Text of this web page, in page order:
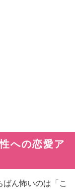
への恋愛ア
ん怖いのは「こ